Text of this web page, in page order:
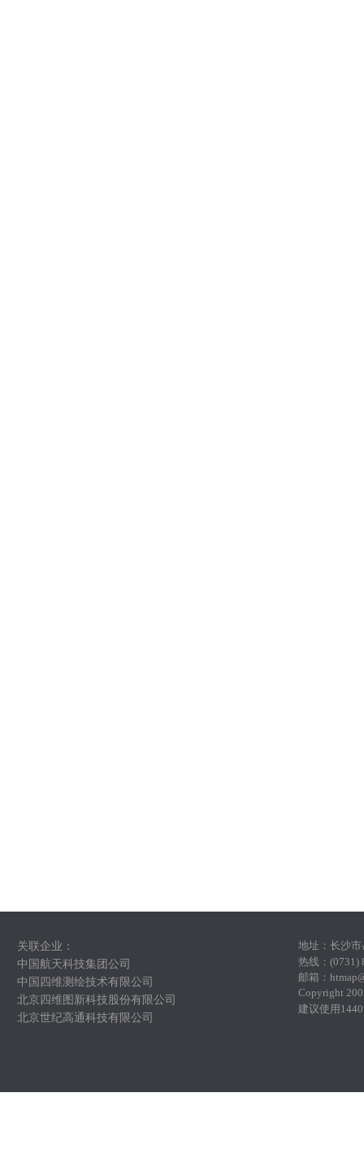
关联企业：
中国航天科技集团公司
中国四维测绘技术有限公司
北京四维图新科技股份有限公司
北京世纪高通科技有限公司
地址： 长沙市
热线：(0731)
邮箱：
Copyright
建议使用